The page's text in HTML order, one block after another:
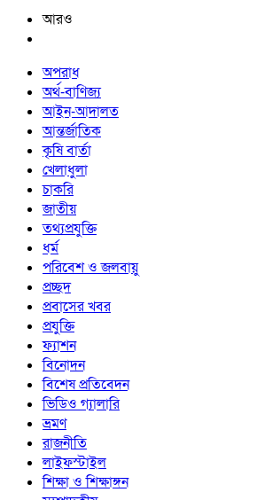
আরও
অপরাধ
অর্থ-বাণিজ্য
আইন-আদালত
আন্তর্জাতিক
কৃষি বার্তা
খেলাধুলা
চাকরি
জাতীয়
তথ্যপ্রযুক্তি
ধর্ম
পরিবেশ ও জলবায়ু
প্রচ্ছদ
প্রবাসের খবর
প্রযুক্তি
ফ্যাশন
বিনোদন
বিশেষ প্রতিবেদন
ভিডিও গ্যালারি
ভ্রমণ
রাজনীতি
লাইফস্টাইল
শিক্ষা ও শিক্ষাঙ্গন